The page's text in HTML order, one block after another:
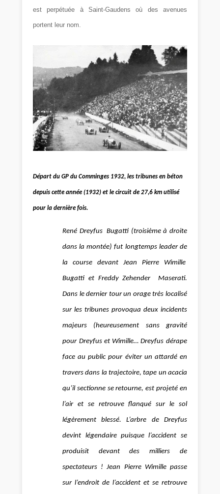
est perpétuée à Saint-Gaudens où des avenues
portent leur nom.
Départ du GP du Comminges 1932, les tribunes en béton
depuis cette année (1932) et le circuit de 27,6 km utilisé
pour la dernière fois.
René Dreyfus Bugatti (troisième à droite
dans la montée) fut longtemps leader de
la course devant Jean Pierre Wimille
Bugatti et Freddy Zehender Maserati.
Dans le dernier tour un orage très localisé
sur les tribunes provoqua deux incidents
majeurs (heureusement sans gravité
pour Dreyfus et Wimille… Dreyfus dérape
face au public pour éviter un attardé en
travers dans la trajectoire, tape un acacia
qu’il sectionne se retourne, est projeté en
l’air et se retrouve flanqué sur le sol
légèrement blessé. L’arbre de Dreyfus
devint légendaire puisque l’accident se
produisit devant des milliers de
spectateurs ! Jean Pierre Wimille passe
sur l’endroit de l’accident et se retrouve